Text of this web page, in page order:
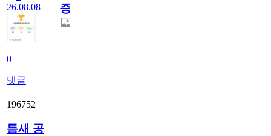
26.08.08
0
댓글
증
196752
틈새 공